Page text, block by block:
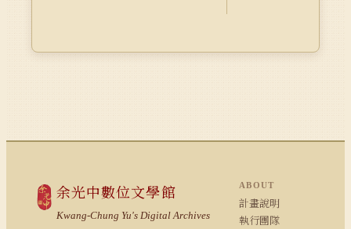
余光中數位文學館
Kwang-Chung Yu's Digital Archives
ABOUT
計畫說明
執行團隊